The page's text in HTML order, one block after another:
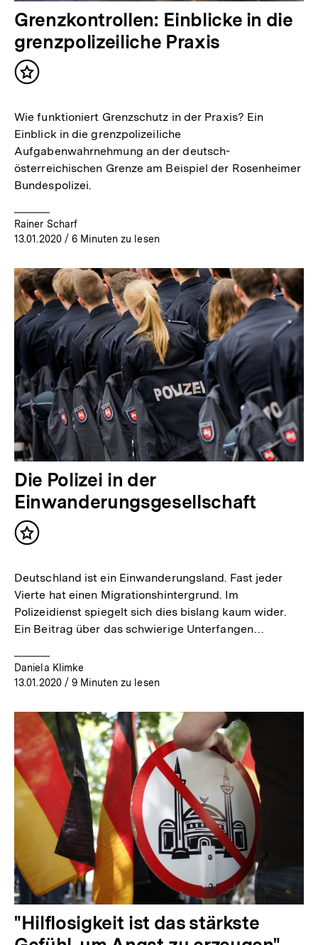
Grenzkontrollen: Einblicke in die
grenzpolizeiliche Praxis
Inhalt
Wie funktioniert Grenzschutz in der Praxis? Ein
Einblick in die grenzpolizeiliche
Aufgabenwahrnehmung an der deutsch-
österreichischen Grenze am Beispiel der Rosenheimer
Bundespolizei.
Rainer Scharf
13.01.2020/ 6 Minuten zu lesen
Die Polizei in der
Einwanderungsgesellschaft
Inhalt
Deutschland ist ein Einwanderungsland. Fast jeder
Vierte hat einen Migrationshintergrund. Im
Polizeidienst spiegelt sich dies bislang kaum wider.
Ein Beitrag über das schwierige Unterfangen…
Daniela Klimke
13.01.2020/ 9 Minuten zu lesen
"Hilflosigkeit ist das stärkste